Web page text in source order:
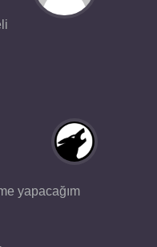
yapacağım